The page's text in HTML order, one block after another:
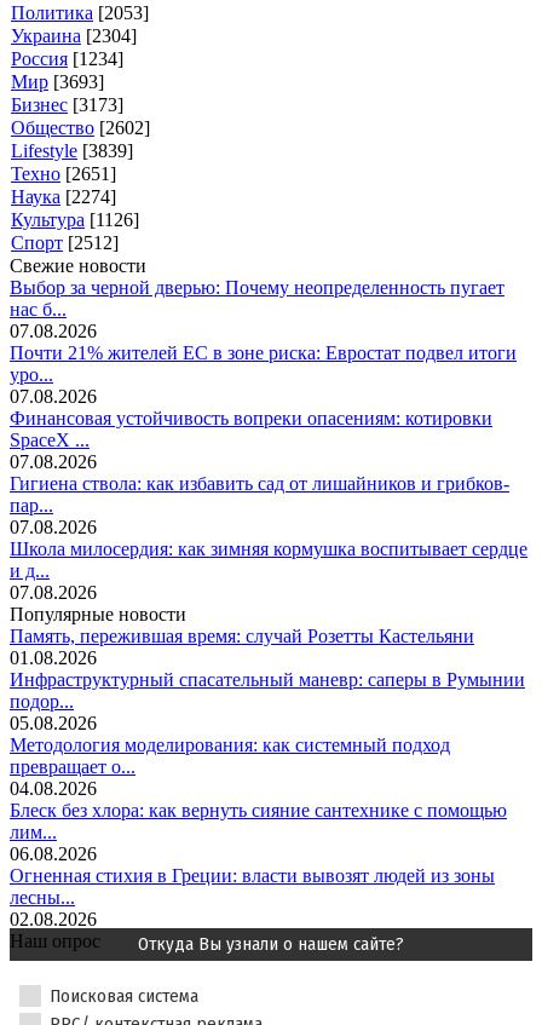
Политика [2053]
Украина [2304]
Россия [1234]
Мир [3693]
Бизнес [3173]
Общество [2602]
Lifestyle [3839]
Техно [2651]
Наука [2274]
Культура [1126]
Спорт [2512]
Свежие новости
Выбор за черной дверью: Почему неопределенность пугает
нас б...
07.08.2026
Почти 21% жителей ЕС в зоне риска: Евростат подвел итоги
уро...
07.08.2026
Финансовая устойчивость вопреки опасениям: котировки
SpaceX ...
07.08.2026
Гигиена ствола: как избавить сад от лишайников и грибков-
пар...
07.08.2026
Школа милосердия: как зимняя кормушка воспитывает сердце
и д...
07.08.2026
Популярные новости
Память, пережившая время: случай Розетты Кастельяни
01.08.2026
Инфраструктурный спасательный маневр: саперы в Румынии
подор...
05.08.2026
Методология моделирования: как системный подход
превращает о...
04.08.2026
Блеск без хлора: как вернуть сияние сантехнике с помощью
лим...
06.08.2026
Огненная стихия в Греции: власти вывозят людей из зоны
лесны...
02.08.2026
Наш опрос
Откуда Вы узнали о нашем сайте?
Поисковая система